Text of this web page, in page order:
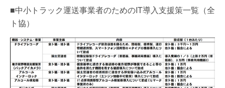
■中小トラック運送事業者のためのIT導入支援策一覧（全
ト協）